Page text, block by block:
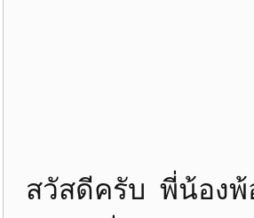
สวัสดีครับ พี่น้องพ้